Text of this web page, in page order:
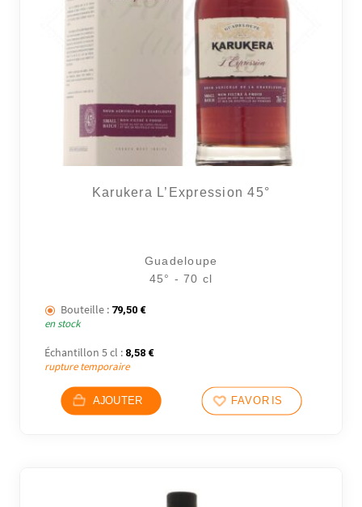
Karukera L’Expression 45°
Guadeloupe
45° - 70 cl
Bouteille : 79,50 €
en stock
Échantillon 5 cl : 8,58 €
rupture temporaire
AJOUTER FAVORIS